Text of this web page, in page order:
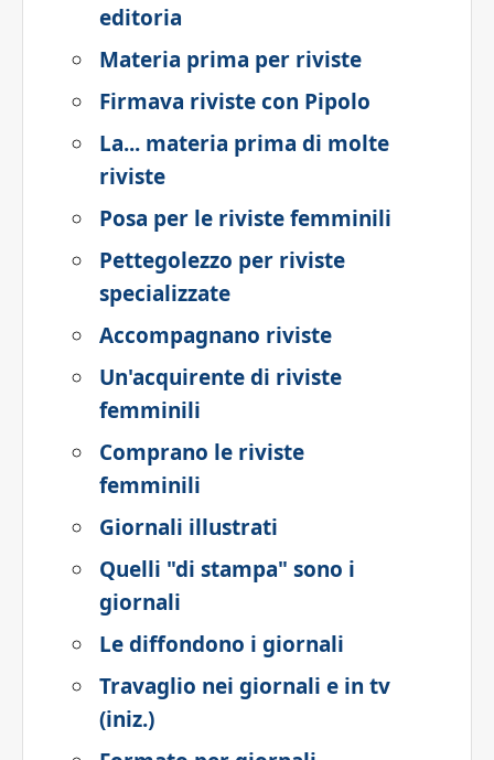
editoria
Materia prima per riviste
Firmava riviste con Pipolo
La... materia prima di molte
riviste
Posa per le riviste femminili
Pettegolezzo per riviste
specializzate
Accompagnano riviste
Un'acquirente di riviste
femminili
Comprano le riviste
femminili
Giornali illustrati
Quelli "di stampa" sono i
giornali
Le diffondono i giornali
Travaglio nei giornali e in tv
(iniz.)